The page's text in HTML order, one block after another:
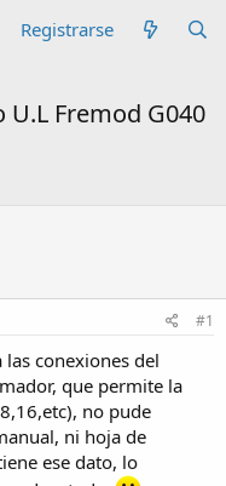
Registrarse
Fremod G040
#1
conexiones del
que permite la
no pude
ni hoja de
ese dato, lo